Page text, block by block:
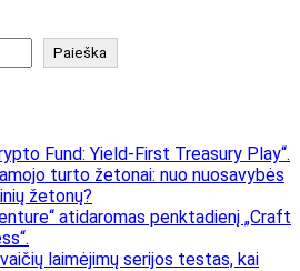
Paieška
Fund: Yield-First Treasury Play“.
turto žetonai: nuo nuosavybės
žetonų?
atidaromas penktadienį „Craft
laimėjimų serijos testas, kai